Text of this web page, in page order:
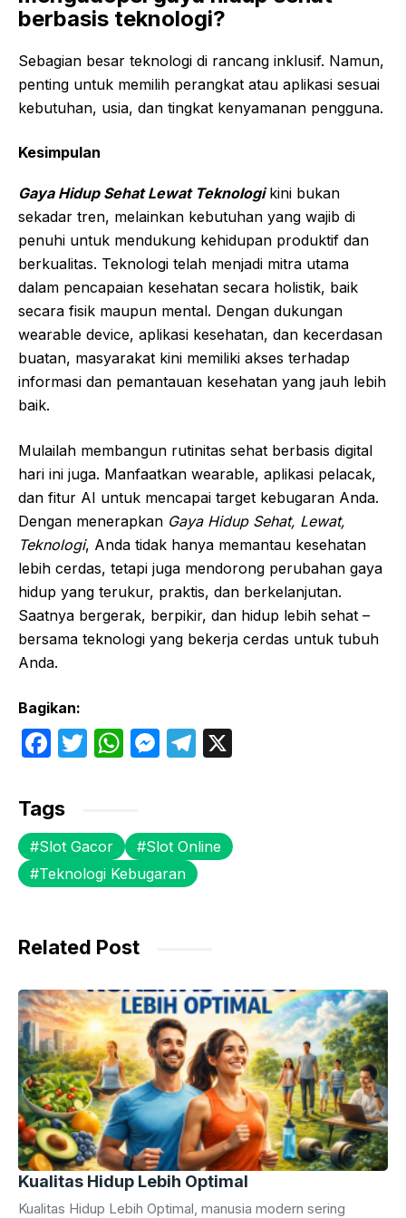
berbasis teknologi?
Sebagian besar teknologi di rancang inklusif. Namun,
penting untuk memilih perangkat atau aplikasi sesuai
kebutuhan, usia, dan tingkat kenyamanan pengguna.
Kesimpulan
Gaya Hidup Sehat Lewat Teknologikini bukan
sekadar tren, melainkan kebutuhan yang wajib di
penuhi untuk mendukung kehidupan produktif dan
berkualitas. Teknologi telah menjadi mitra utama
dalam pencapaian kesehatan secara holistik, baik
secara fisik maupun mental. Dengan dukungan
wearable device, aplikasi kesehatan, dan kecerdasan
buatan, masyarakat kini memiliki akses terhadap
informasi dan pemantauan kesehatan yang jauh lebih
baik.
Mulailah membangun rutinitas sehat berbasis digital
hari ini juga. Manfaatkan wearable, aplikasi pelacak,
dan fitur AI untuk mencapai target kebugaran Anda.
Dengan menerapkan Gaya Hidup Sehat, Lewat,
Teknologi, Anda tidak hanya memantau kesehatan
lebih cerdas, tetapi juga mendorong perubahan gaya
hidup yang terukur, praktis, dan berkelanjutan.
Saatnya bergerak, berpikir, dan hidup lebih sehat –
bersama teknologi yang bekerja cerdas untuk tubuh
Anda.
Bagikan:
F
c
e
b
o
k
T
er
W
s
A
p
M
s
e
n
T
gr
a
m
Tags
Slot Gacor
Slot Online
Teknologi Kebugaran
Related Post
Kualitas Hidup Lebih Optimal
Kualitas Hidup Lebih Optimal, manusia modern sering